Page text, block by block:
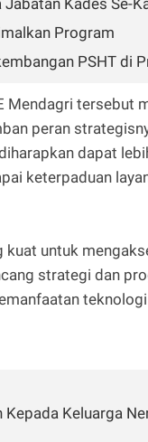
Program
PSHT di
Mendagri tersebut
peran
dapat
keterpaduan
kuat untuk
strategi dan
Keluarga